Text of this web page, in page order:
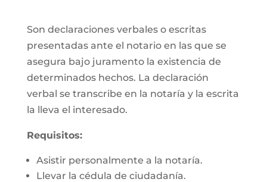
Son declaraciones verbales o escritas
presentadas ante el notario en las que se
asegura bajo juramento la existencia de
determinados hechos. La declaración
verbal se transcribe en la notaría y la escrita
la lleva el interesado.
Requisitos:
Asistir personalmente a la notaría.
Llevar la cédula de ciudadanía.